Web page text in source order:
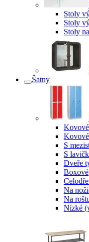
Stoly
Stoly
Stoly
Šatny
S
S
Dveře
Boxové
Na
Na
Nízké